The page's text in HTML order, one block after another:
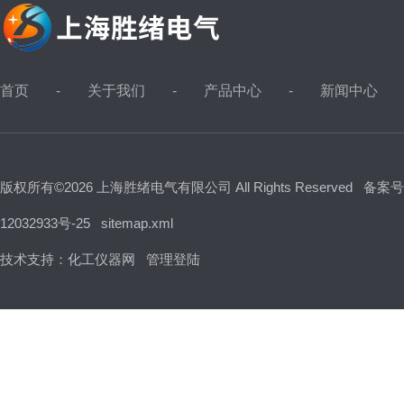
首页 关于我们 产品中心 新闻中心
版权所有©2026 上海胜绪电气有限公司 All Rights Reserved 备案
12032933号-25 sitemap.xml
技术支持： 化工仪器网 管理登陆